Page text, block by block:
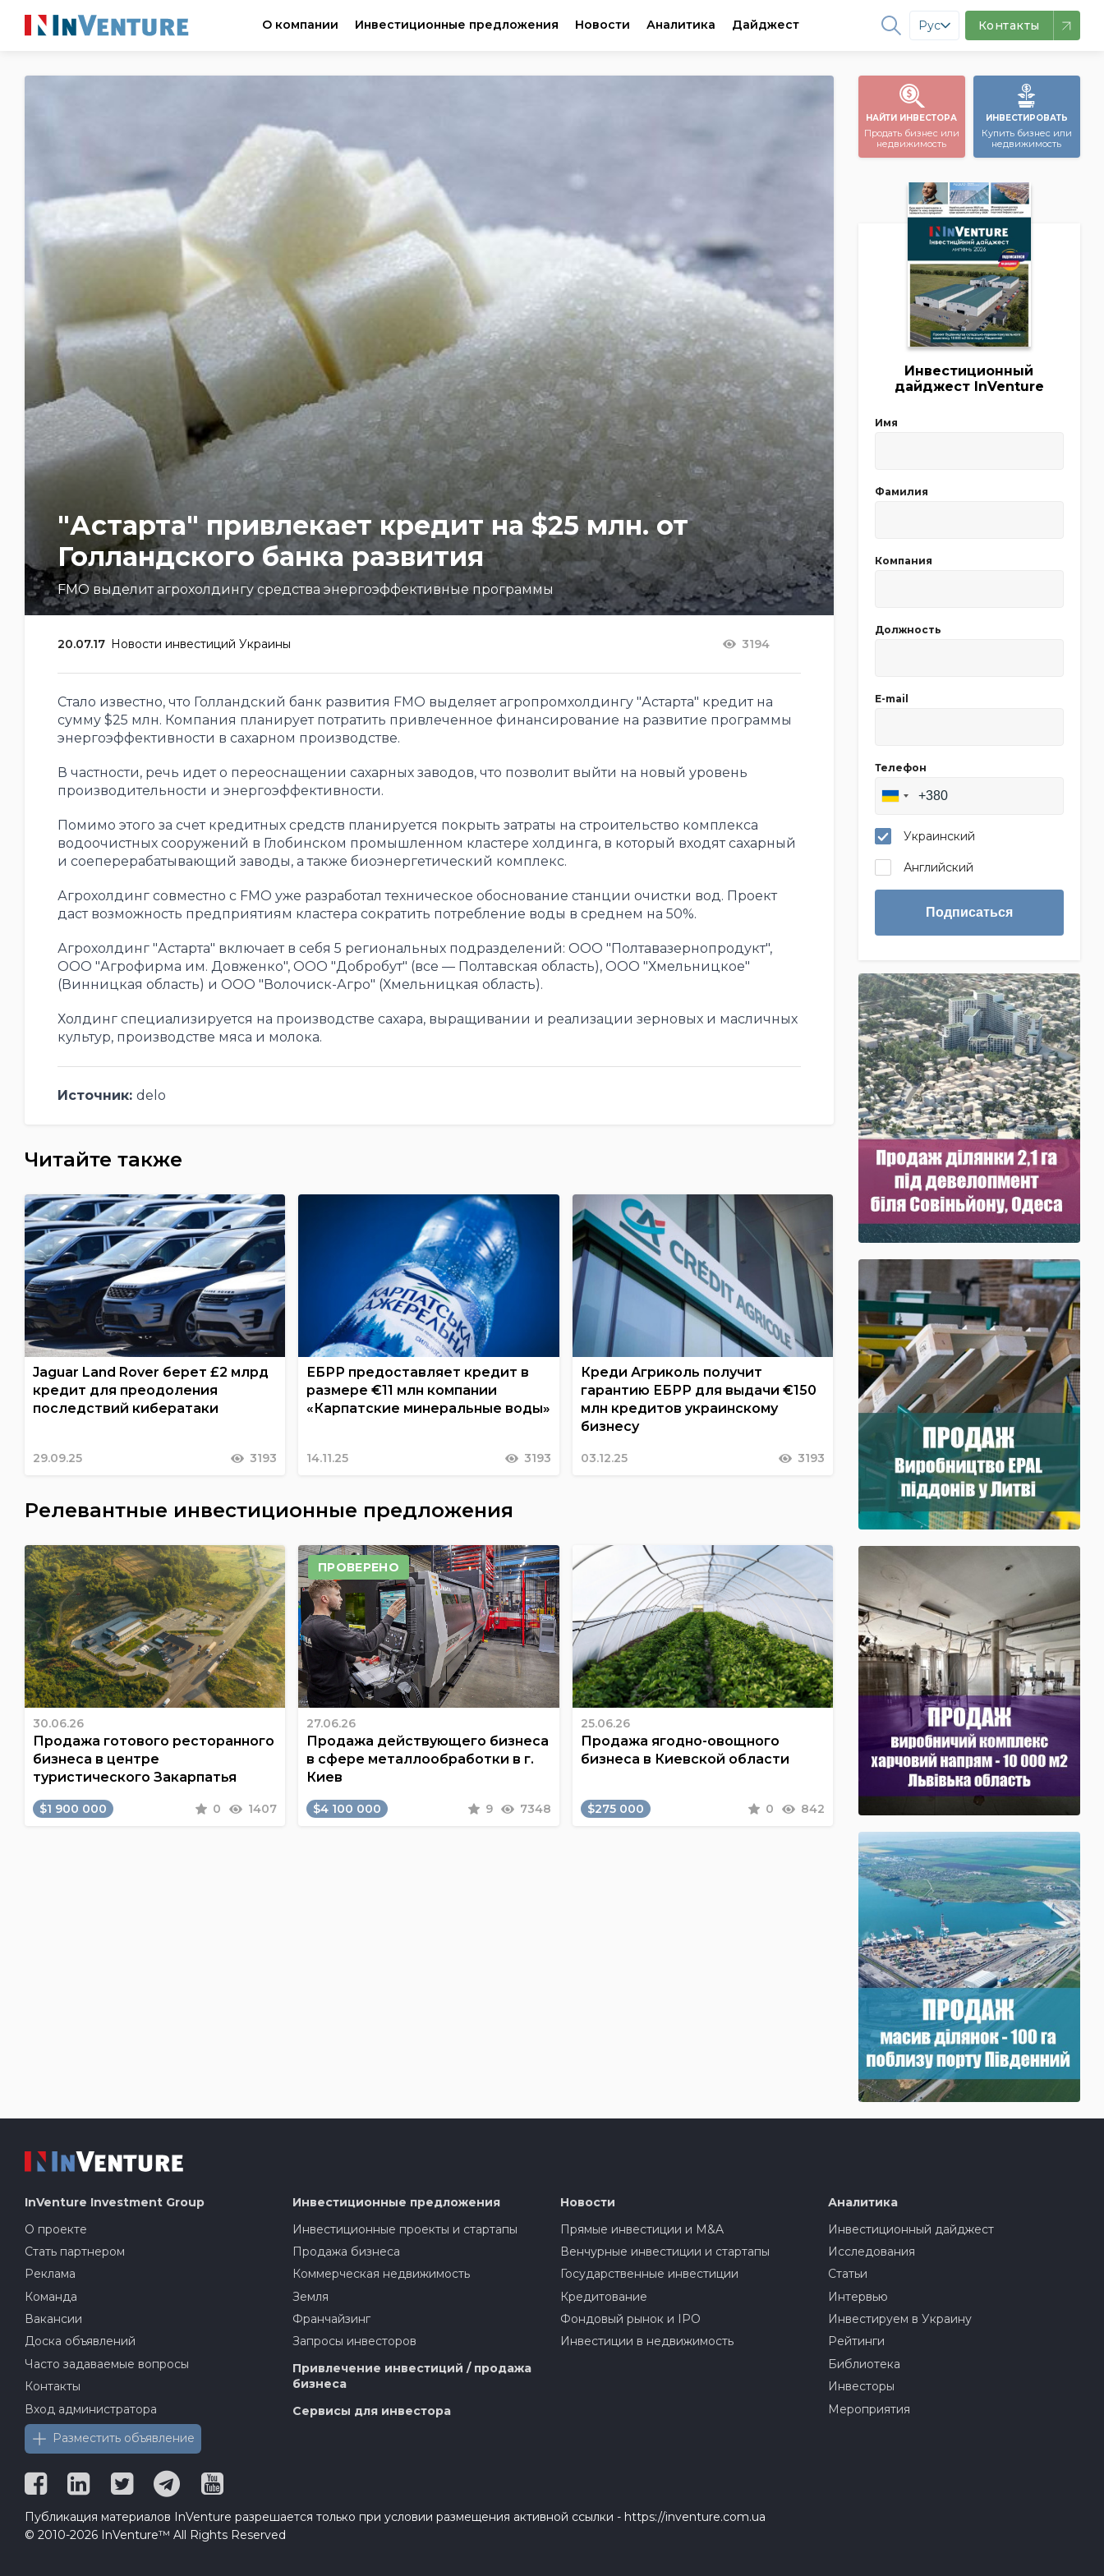
О компании Инвестиционные предложения Новости Аналитика Дайджест Рус Контакты
"Астарта" привлекает кредит на $25 млн. от
Голландского банка развития
FMO выделит агрохолдингу средства энергоэффективные программы
20.07.17 Новости инвестиций Украины 3194
Стало известно, что Голландский банк развития FMO выделяет агропромхолдингу "Астарта" кредит на
сумму $25 млн. Компания планирует потратить привлеченное финансирование на развитие программы
энергоэффективности в сахарном производстве.
В частности, речь идет о переоснащении сахарных заводов, что позволит выйти на новый уровень
производительности и энергоэффективности.
Помимо этого за счет кредитных средств планируется покрыть затраты на строительство комплекса
водоочистных сооружений в Глобинском промышленном кластере холдинга, в который входят сахарный
и соеперерабатывающий заводы, а также биоэнергетический комплекс.
Агрохолдинг совместно с FMO уже разработал техническое обоснование станции очистки вод. Проект
даст возможность предприятиям кластера сократить потребление воды в среднем на 50%.
Агрохолдинг "Астарта" включает в себя 5 региональных подразделений: ООО "Полтавазернопродукт",
ООО "Агрофирма им. Довженко", ООО "Добробут" (все — Полтавская область), ООО "Хмельницкое"
(Винницкая область) и ООО "Волочиск-Агро" (Хмельницкая область).
Холдинг специализируется на производстве сахара, выращивании и реализации зерновых и масличных
культур, производстве мяса и молока.
Источник: delo
Читайте также
Jaguar Land Rover берет £2 млрд
кредит для преодоления
последствий кибератаки
29.09.25 3193
ЕБРР предоставляет кредит в
размере €11 млн компании
«Карпатские минеральные воды»
14.11.25 3193
Креди Агриколь получит
гарантию ЕБРР для выдачи €150
млн кредитов украинскому
бизнесу
03.12.25 3193
Релевантные инвестиционные предложения
30.06.26
Продажа готового ресторанного
бизнеса в центре
туристического Закарпатья
$1 900 000 0 1407
ПРОВЕРЕНО
27.06.26
Продажа действующего бизнеса
в сфере металлообработки в г.
Киев
$4 100 000 9 7348
25.06.26
Продажа ягодно-овощного
бизнеса в Киевской области
$275 000 0 842
НАЙТИ ИНВЕСТОРА
Продать бизнес или
недвижимость
ИНВЕСТИРОВАТЬ
Купить бизнес или
недвижимость
Инвестиционный
дайджест InVenture
Имя
Фамилия
Компания
Должность
E-mail
Телефон
Украинский
Английский
Подписаться
InVenture Investment Group
О проекте
Стать партнером
Реклама
Команда
Вакансии
Доска объявлений
Часто задаваемые вопросы
Контакты
Вход администратора
Разместить объявление
Инвестиционные предложения
Инвестиционные проекты и стартапы
Продажа бизнеса
Коммерческая недвижимость
Земля
Франчайзинг
Запросы инвесторов
Привлечение инвестиций / продажа
бизнеса
Сервисы для инвестора
Новости
Прямые инвестиции и M&A
Венчурные инвестиции и стартапы
Государственные инвестиции
Кредитование
Фондовый рынок и IPO
Инвестиции в недвижимость
Аналитика
Инвестиционный дайджест
Исследования
Статьи
Интервью
Инвестируем в Украину
Рейтинги
Библиотека
Инвесторы
Мероприятия
Публикация материалов InVenture разрешается только при условии размещения активной ссылки - https://inventure.com.ua
© 2010-2026 InVenture™ All Rights Reserved